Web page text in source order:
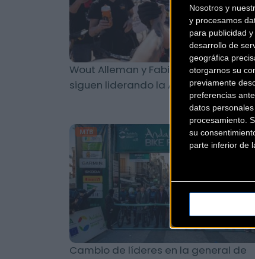
Nosotros y
y procesamos
para publicidad
desarrollo de
geográfica
otorgarnos su
previamente
preferencias
datos
procesamiento.
su
parte inferior de
Wout Alleman y Fabian Rabensteiner
siguen liderando la ABR2023
MTB
Cambio de líderes en la general de